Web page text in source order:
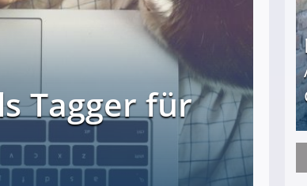
Tagger für
Nach öffentlichem Aufschrei: Hartz-IV-Bettler